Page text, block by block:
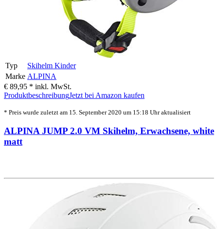
Typ
Skihelm Kinder
Marke ALPINA
€ 89,95 * inkl. MwSt.
ProduktbeschreibungJetzt bei Amazon kaufen
* Preis wurde zuletzt am 15. September 2020 um 15:18 Uhr aktualisiert
ALPINA JUMP 2.0 VM Skihelm, Erwachsene, white
matt